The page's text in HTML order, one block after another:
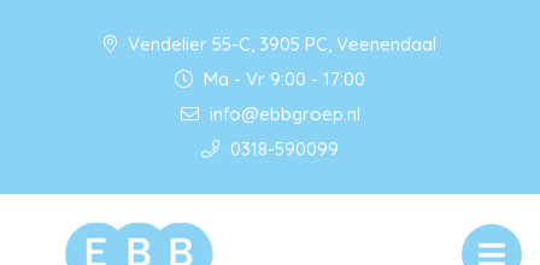
Vendelier 55-C, 3905 PC, Veenendaal
Ma - Vr 9:00 - 17:00
info@ebbgroep.nl
0318-590099